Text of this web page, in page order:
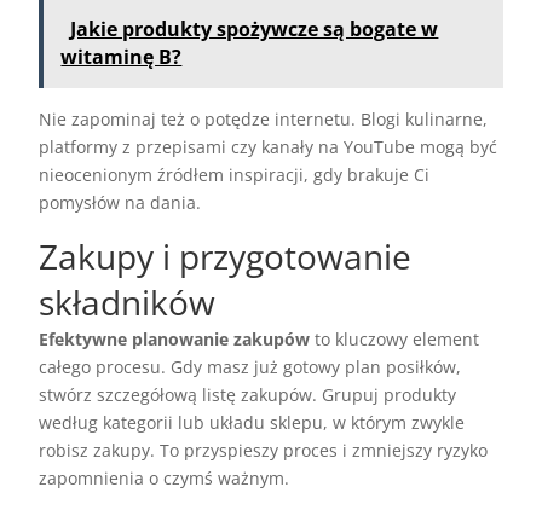
Jakie produkty spożywcze są bogate w
witaminę B?
Nie zapominaj też o potędze internetu. Blogi kulinarne,
platformy z przepisami czy kanały na YouTube mogą być
nieocenionym źródłem inspiracji, gdy brakuje Ci
pomysłów na dania.
Zakupy i przygotowanie
składników
Efektywne planowanie zakupów to kluczowy element
całego procesu. Gdy masz już gotowy plan posiłków,
stwórz szczegółową listę zakupów. Grupuj produkty
według kategorii lub układu sklepu, w którym zwykle
robisz zakupy. To przyspieszy proces i zmniejszy ryzyko
zapomnienia o czymś ważnym.